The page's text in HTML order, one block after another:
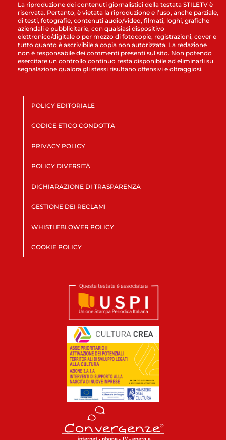
La riproduzione dei contenuti giornalistici della testata STILETV è
riservata. Pertanto, è vietata la riproduzione e l’uso, anche parziale,
di testi, fotografie, contenuti audio/video, filmati, loghi, grafiche
aziendali e pubblicitarie, con qualsiasi dispositivo
elettronico/digitale o per mezzo di fotocopie, registrazioni, cover e
tutto quanto è ascrivibile a copia non autorizzata. La redazione
non è responsabile dei commenti presenti sul sito. Non potendo
esercitare un controllo continuo resta disponibile ad eliminarli su
segnalazione qualora gli stessi risultano offensivi e oltraggiosi.
POLICY EDITORIALE
CODICE ETICO CONDOTTA
PRIVACY POLICY
POLICY DIVERSITÀ
DICHIARAZIONE DI TRASPARENZA
GESTIONE DEI RECLAMI
WHISTLEBLOWER POLICY
COOKIE POLICY